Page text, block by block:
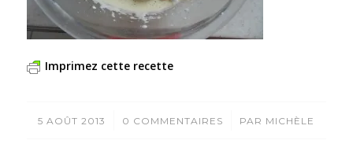
Imprimez cette recette
5 AOÛT 2013
/ 0 COMMENTAIRES
/ PAR MICHÈLE